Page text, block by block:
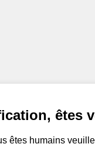
êtes
êtes humains